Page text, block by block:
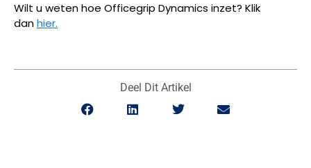
Wilt u weten hoe Officegrip Dynamics inzet? Klik
danhier.
Deel Dit Artikel